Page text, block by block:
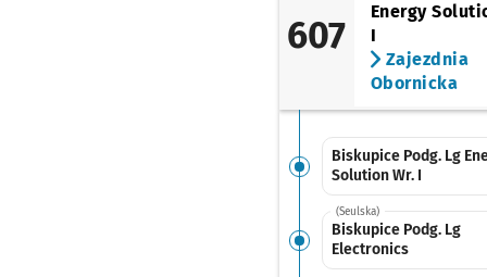
607
Energy
I
Zajezdnia
Obornicka
Biskupice Podg. Lg
Solution Wr. I
(Seulska)
Biskupice Podg. Lg
Electronics